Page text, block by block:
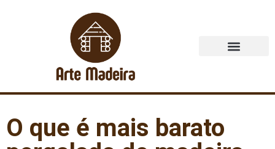
O que é mais barato